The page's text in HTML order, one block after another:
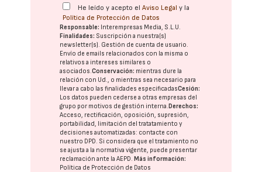
He leído y acepto elAviso Legal y la
Política de Protección de Datos
Responsable: Interempresas Media, S.L.U.
Finalidades: Suscripción a nuestra(s)
newsletter(s). Gestión de cuenta de usuario.
Envío de emails relacionados con la misma o
relativos a intereses similares o
asociados.Conservación: mientras dure la
relación con Ud., o mientras sea necesario para
llevar a cabo las finalidades especificadasCesión:
Los datos pueden cederse a otras empresas del
grupo por motivos de gestión interna.Derechos:
Acceso, rectificación, oposición, supresión,
portabilidad, limitación del tratatamiento y
decisiones automatizadas: contacte con
nuestro DPD . Si considera que el tratamiento no
se ajusta a la normativa vigente, puede presentar
reclamación ante laAEPD .Más información:
Política de Protección de Datos